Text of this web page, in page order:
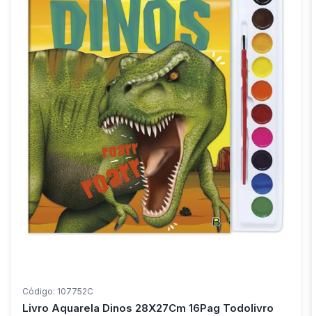
Código: 107752C
Livro Aquarela Dinos 28X27Cm 16Pag Todolivro